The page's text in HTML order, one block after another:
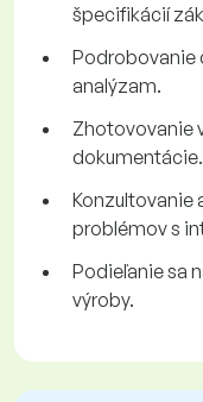
špecifikácií
Podrobovanie
analýzam.
Zhotovovanie
dokumentácie.
Konzultovanie
problémov s
Podieľanie sa
výroby.